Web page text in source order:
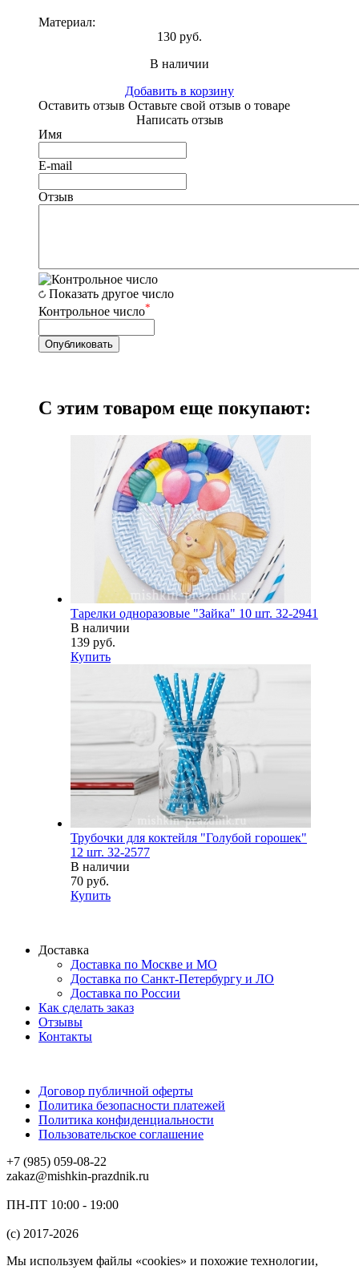
Материал:
130 руб.
В наличии
Добавить в корзину
Оставить отзыв Оставьте свой отзыв о товаре
Написать отзыв
Имя
E-mail
Отзыв
Показать другое число
Контрольное число*
С этим товаром еще покупают:
Тарелки одноразовые "Зайка" 10 шт. 32-2941
В наличии
139 руб.
Купить
Трубочки для коктейля "Голубой горошек"
12 шт. 32-2577
В наличии
70 руб.
Купить
Доставка
Доставка по Москве и МО
Доставка по Санкт-Петербургу и ЛО
Доставка по России
Как сделать заказ
Отзывы
Контакты
Договор публичной оферты
Политика безопасности платежей
Политика конфиденциальности
Пользовательское соглашение
+7 (985) 059-08-22
zakaz@mishkin-prazdnik.ru
ПН-ПТ 10:00 - 19:00
(c) 2017-2026
Мы используем файлы «cookies» и похожие технологии,